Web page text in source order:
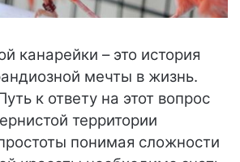
канарейки – это история
мечты в жизнь.
к ответу на этот вопрос
территории
понимая сложности